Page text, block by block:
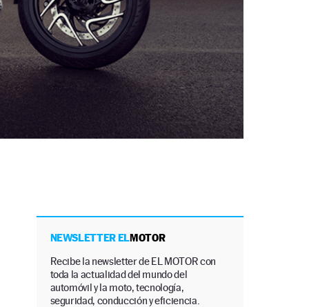
NEWSLETTER ELMOTOR
Recibe la newsletter de EL MOTOR con
toda la actualidad del mundo del
automóvil y la moto, tecnología,
seguridad, conducción y eficiencia.